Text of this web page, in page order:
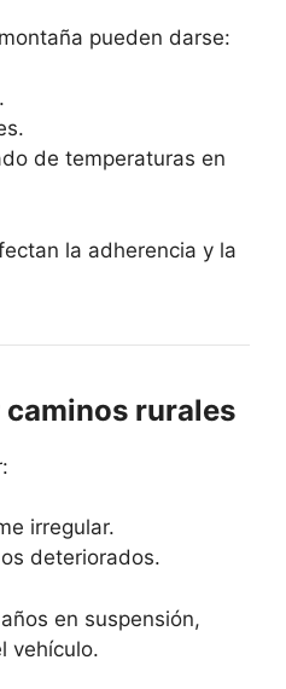
pueden darse:
de temperaturas en
la adherencia y la
rurales
irregular.
deteriorados.
en suspensión,
vehículo.